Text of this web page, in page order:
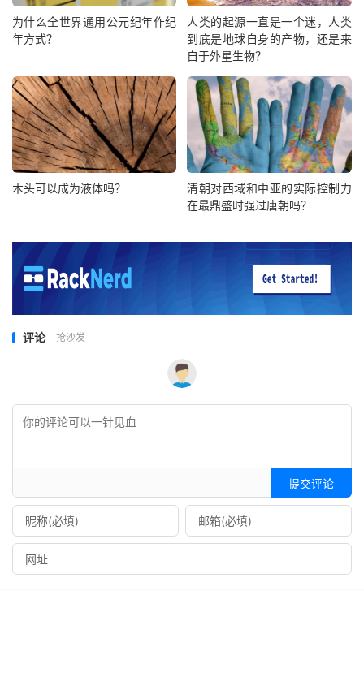
为什么全世界通用公元纪年作纪
年方式？
人类的起源一直是一个迷，人类
到底是地球自身的产物，还是来
自于外星生物？
木头可以成为液体吗？
清朝对西域和中亚的实际控制力
在最鼎盛时强过唐朝吗？
评论 抢沙发
提交评论